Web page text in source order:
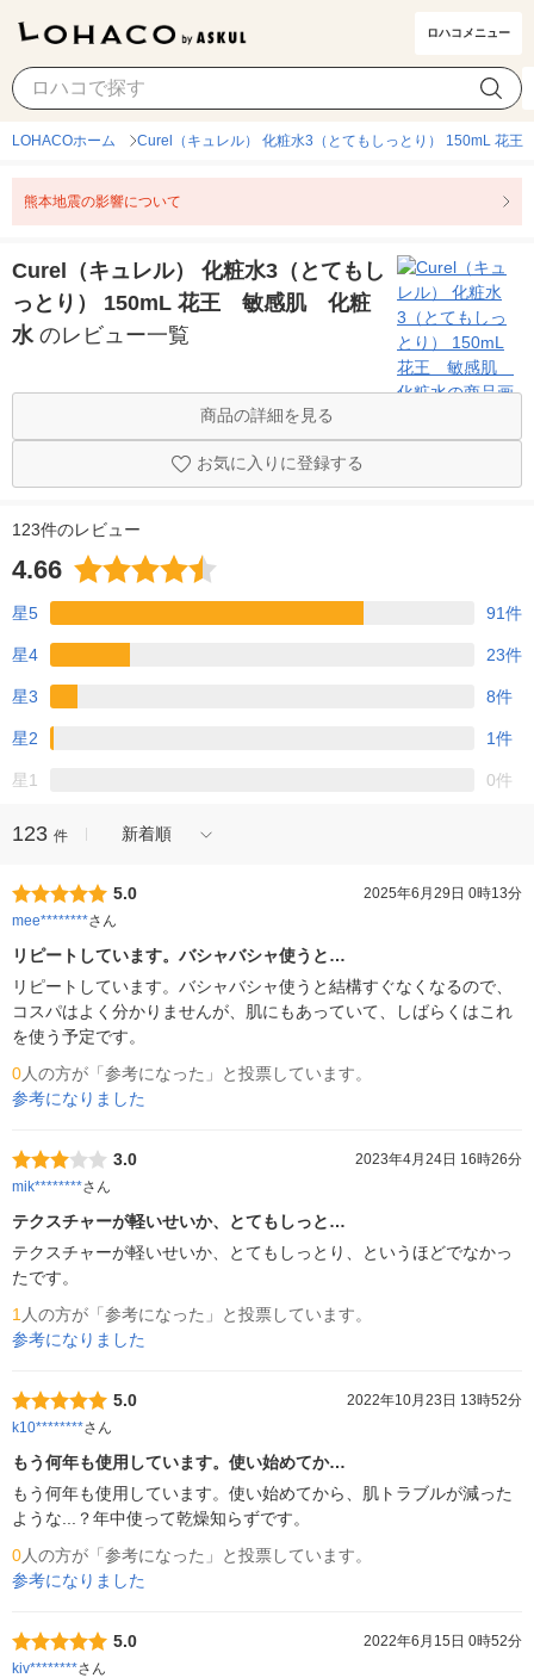
ロハコメニュー
LOHACOホーム Curel（キュレル） 化粧水3（とてもしっとり） 150mL 花
熊本地震の影響について
Curel（キュレル） 化粧水3（とてもし
っとり） 150mL 花王 敏感肌 化粧
水 のレビュー一覧
商品の詳細を見る
お気に入りに登録する
123件のレビュー
4.66
星5 91件
星4 23件
星3 8件
星2 1件
星1 0件
123 件 新着順
5.0
2025年6月29日 0時13分
mee********さん
リピートしています。バシャバシャ使うと…
リピートしています。バシャバシャ使うと結構すぐなくなるので、
コスパはよく分かりませんが、肌にもあっていて、しばらくはこれ
を使う予定です。
0人の方が「参考になった」と投票しています。
参考になりました
3.0
2023年4月24日 16時26分
mik********さん
テクスチャーが軽いせいか、とてもしっと…
テクスチャーが軽いせいか、とてもしっとり、というほどでなかっ
たです。
1 人の方が「参考になった」と投票しています。
参考になりました
5.0
2022年10月23日 13時52分
k10********さん
もう何年も使用しています。使い始めてか…
もう何年も使用しています。使い始めてから、肌トラブルが減った
ような...？年中使って乾燥知らずです。
0人の方が「参考になった」と投票しています。
参考になりました
5.0
2022年6月15日 0時52分
kiv********さん